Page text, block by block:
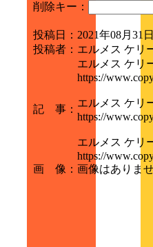
削除キー：
投稿日 ： 2021年08月31
投稿者 ： エルメス ケリ
記 事 ：
エルメス ケリ
https://
エルメス ケリ
https://
エルメス ケリ
https://
画 像 ： 画像はありませ